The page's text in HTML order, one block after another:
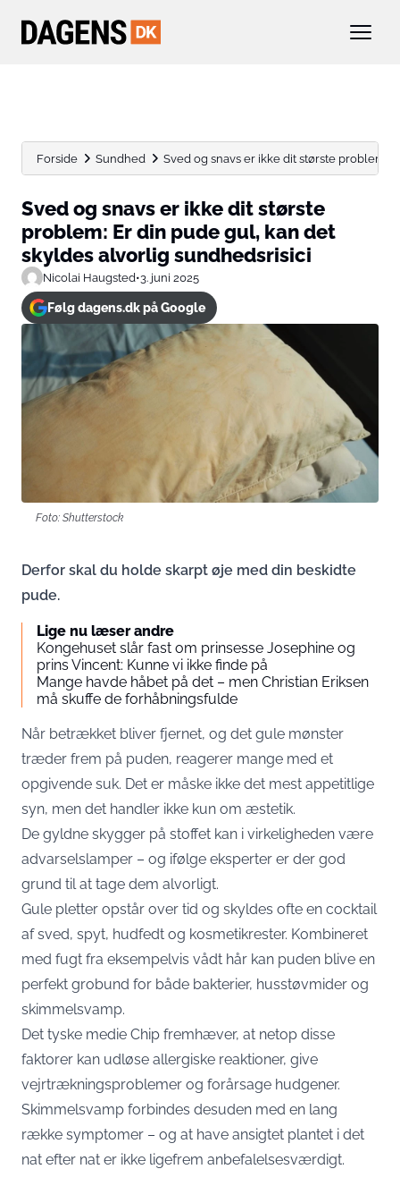
Forside Sundhed Sved og snavs er ikke dit største problem:
Sved og snavs er ikke dit største
problem: Er din pude gul, kan det
skyldes alvorlig sundhedsrisici
Nicolai Haugsted•3. juni 2025
Følg dagens.dk på Google
Foto: Shutterstock
Derfor skal du holde skarpt øje med din beskidte
pude.
Lige nu læser andre
Kongehuset slår fast om prinsesse Josephine og
prins Vincent: Kunne vi ikke finde på
Mange havde håbet på det – men Christian Eriksen
må skuffe de forhåbningsfulde
Når betrækket bliver fjernet, og det gule mønster
træder frem på puden, reagerer mange med et
opgivende suk. Det er måske ikke det mest appetitlige
syn, men det handler ikke kun om æstetik.
De gyldne skygger på stoffet kan i virkeligheden være
advarselslamper – og ifølge eksperter er der god
grund til at tage dem alvorligt.
Gule pletter opstår over tid og skyldes ofte en cocktail
af sved, spyt, hudfedt og kosmetikrester. Kombineret
med fugt fra eksempelvis vådt hår kan puden blive en
perfekt grobund for både bakterier, husstøvmider og
skimmelsvamp.
Det tyske medie Chip fremhæver, at netop disse
faktorer kan udløse allergiske reaktioner, give
vejrtrækningsproblemer og forårsage hudgener.
Skimmelsvamp forbindes desuden med en lang
række symptomer – og at have ansigtet plantet i det
nat efter nat er ikke ligefrem anbefalelsesværdigt.